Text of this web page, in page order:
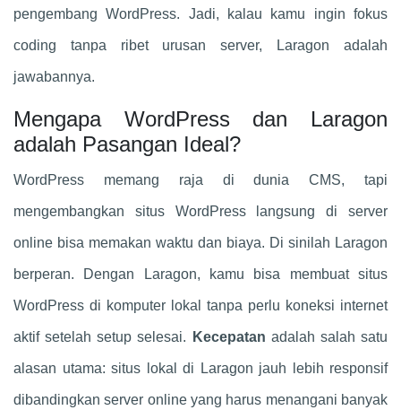
pengembang WordPress. Jadi, kalau kamu ingin fokus
coding tanpa ribet urusan server, Laragon adalah
jawabannya.
Mengapa WordPress dan Laragon
adalah Pasangan Ideal?
WordPress memang raja di dunia CMS, tapi
mengembangkan situs WordPress langsung di server
online bisa memakan waktu dan biaya. Di sinilah Laragon
berperan. Dengan Laragon, kamu bisa membuat situs
WordPress di komputer lokal tanpa perlu koneksi internet
aktif setelah setup selesai. Kecepatan adalah salah satu
alasan utama: situs lokal di Laragon jauh lebih responsif
dibandingkan server online yang harus menangani banyak